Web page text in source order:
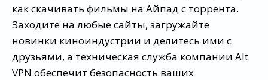
как скачивать фильмы на Айпад с торрента.
Заходите на любые сайты, загружайте
новинки киноиндустрии и делитесь ими с
друзьями, а техническая служба компании Alt
VPN обеспечит безопасность ваших